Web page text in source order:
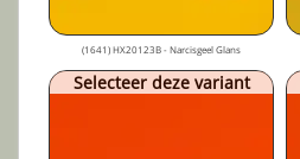
(1641) HX20123B - Narcisgeel Glans
Selecteer deze variant